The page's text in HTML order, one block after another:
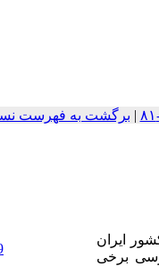
| برگشت به فهرست
ایران
برخی